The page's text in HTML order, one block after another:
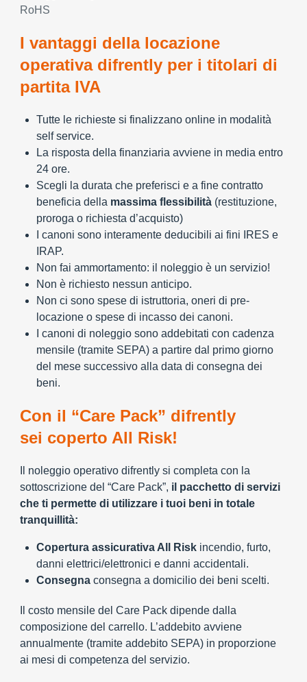
RoHS
I vantaggi della locazione
operativa difrently per i titolari di
partita IVA
Tutte le richieste si finalizzano online in modalità
self service.
La risposta della finanziaria avviene in media entro
24 ore.
Scegli la durata che preferisci e a fine contratto
beneficia della massima flessibilità (restituzione,
proroga o richiesta d’acquisto)
I canoni sono interamente deducibili ai fini IRES e
IRAP.
Non fai ammortamento: il noleggio è un servizio!
Non è richiesto nessun anticipo.
Non ci sono spese di istruttoria, oneri di pre-
locazione o spese di incasso dei canoni.
I canoni di noleggio sono addebitati con cadenza
mensile (tramite SEPA) a partire dal primo giorno
del mese successivo alla data di consegna dei
beni.
Con il “Care Pack” difrently
sei coperto All Risk!
Il noleggio operativo difrently si completa con la
sottoscrizione del “Care Pack”, il pacchetto di servizi
che ti permette di utilizzare i tuoi beni in totale
tranquillità:
Copertura assicurativa All Risk incendio, furto,
danni elettrici/elettronici e danni accidentali.
Consegna consegna a domicilio dei beni scelti.
Il costo mensile del Care Pack dipende dalla
composizione del carrello. L’addebito avviene
annualmente (tramite addebito SEPA) in proporzione
ai mesi di competenza del servizio.